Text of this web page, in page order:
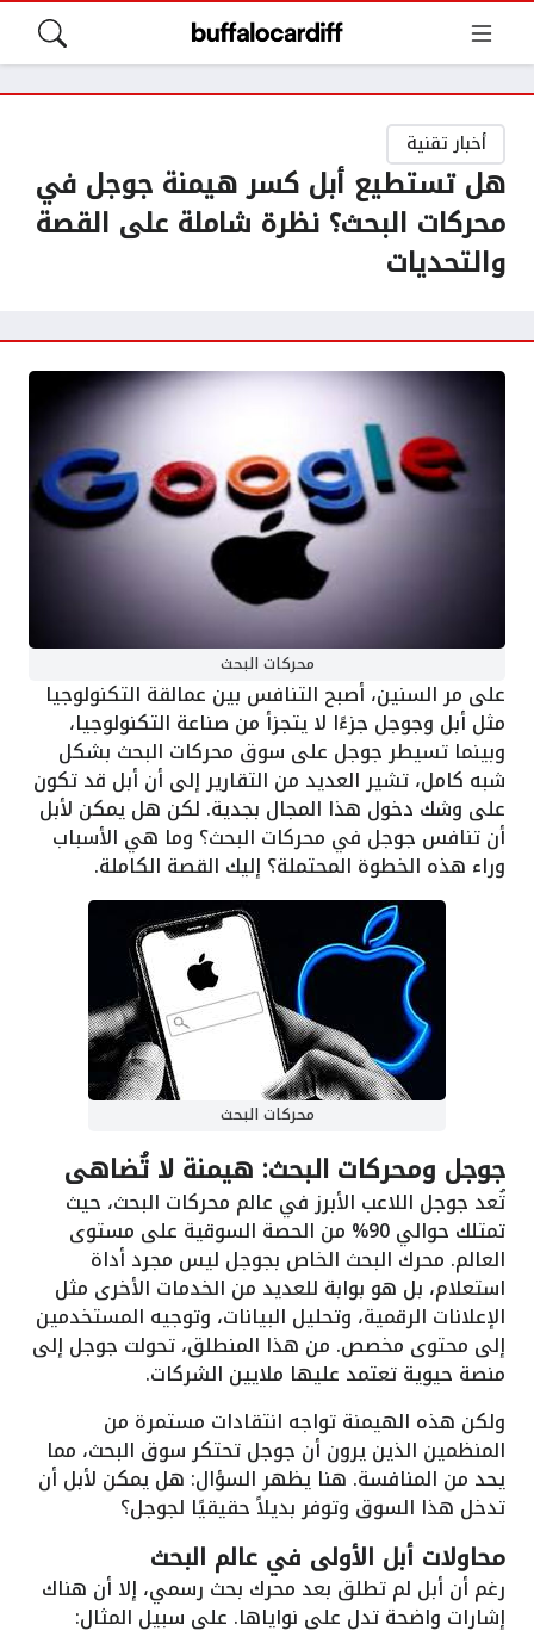
أخبار تقنية
هل تستطيع أبل كسر هيمنة جوجل في
محركات البحث؟ نظرة شاملة على القصة
والتحديات
محركات البحث
على مر السنين، أصبح التنافس بين عمالقة التكنولوجيا
مثل أبل وجوجل جزءًا لا يتجزأ من صناعة التكنولوجيا،
وبينما تسيطر جوجل على سوق محركات البحث بشكل
شبه كامل، تشير العديد من التقارير إلى أن أبل قد تكون
على وشك دخول هذا المجال بجدية. لكن هل يمكن لأبل
أن تنافس جوجل في محركات البحث؟ وما هي الأسباب
وراء هذه الخطوة المحتملة؟ إليك القصة الكاملة.
محركات البحث
جوجل ومحركات البحث: هيمنة لا تُضاهى
تُعد جوجل اللاعب الأبرز في عالم محركات البحث، حيث
تمتلك حوالي 90% من الحصة السوقية على مستوى
العالم. محرك البحث الخاص بجوجل ليس مجرد أداة
استعلام، بل هو بوابة للعديد من الخدمات الأخرى مثل
الإعلانات الرقمية، وتحليل البيانات، وتوجيه المستخدمين
إلى محتوى مخصص. من هذا المنطلق، تحولت جوجل إلى
منصة حيوية تعتمد عليها ملايين الشركات.
ولكن هذه الهيمنة تواجه انتقادات مستمرة من
المنظمين الذين يرون أن جوجل تحتكر سوق البحث، مما
يحد من المنافسة. هنا يظهر السؤال: هل يمكن لأبل أن
تدخل هذا السوق وتوفر بديلاً حقيقيًا لجوجل؟
محاولات أبل الأولى في عالم البحث
رغم أن أبل لم تطلق بعد محرك بحث رسمي، إلا أن هناك
إشارات واضحة تدل على نواياها. على سبيل المثال: